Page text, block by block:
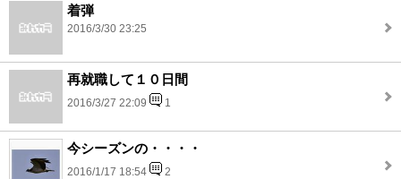
着弾
2016/3/30 23:25
再就職して１０日間
2016/3/27 22:09 1
今シーズンの・・・・
2016/1/17 18:54 2